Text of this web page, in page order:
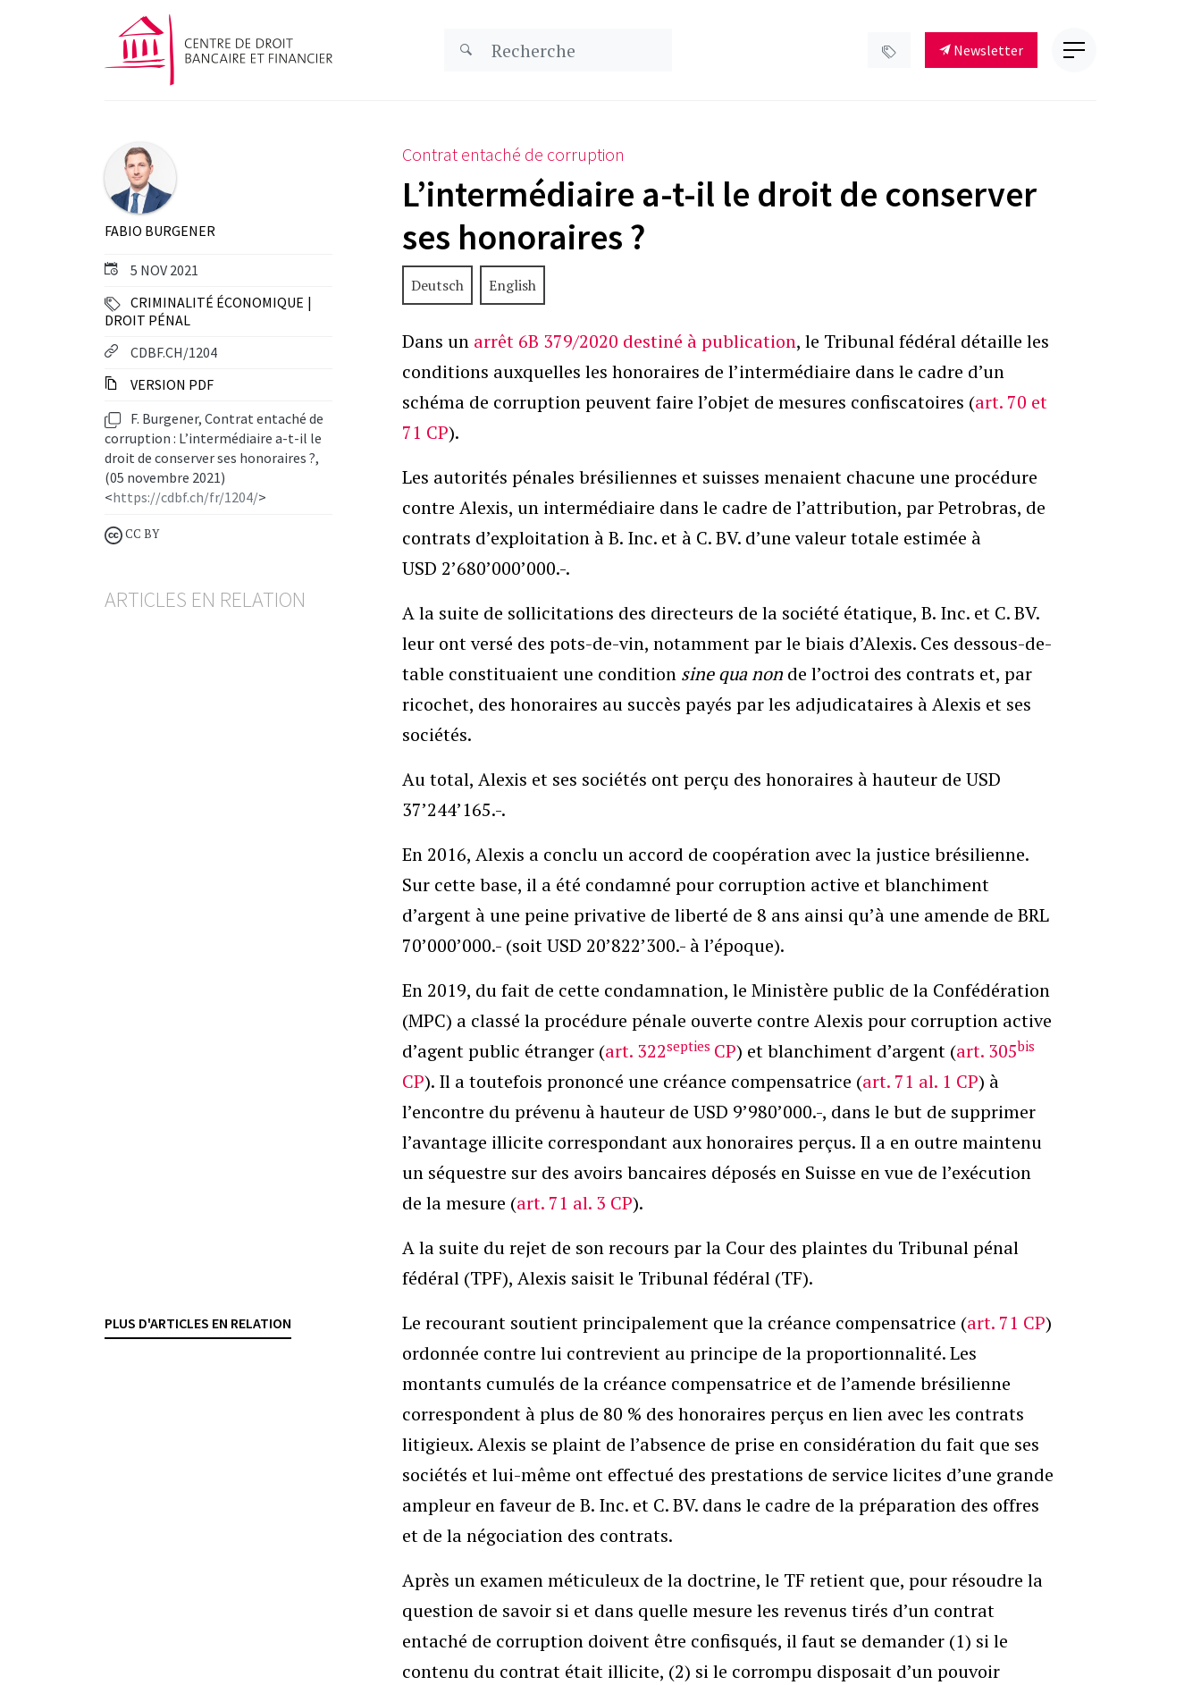
Newsletter
FABIO BURGENER
5 NOV 2021
CRIMINALITÉ ÉCONOMIQUE
DROIT PÉNAL
CDBF.CH/1204
VERSION PDF
F. Burgener, Contrat entaché de
corruption : L’intermédiaire a-t-il le
droit de conserver ses honoraires ?,
(05 novembre 2021)
<https://cdbf.ch/fr/1204/>
CC BY
ARTICLES EN RELATION
PLUS D'ARTICLES EN RELATION
Contrat entaché de corruption
L’intermédiaire a-t-il le droit de conserver
ses honoraires ?
Deutsch English
Dans un arrêt 6B 379/2020 destiné à publication, le Tribunal fédéral détaille les
conditions auxquelles les honoraires de l’intermédiaire dans le cadre d’un
schéma de corruption peuvent faire l’objet de mesures confiscatoires (art. 70 et
71 CP).
Les autorités pénales brésiliennes et suisses menaient chacune une procédure
contre Alexis, un intermédiaire dans le cadre de l’attribution, par Petrobras, de
contrats d’exploitation à B. Inc. et à C. BV. d’une valeur totale estimée à
USD 2’680’000’000.-.
A la suite de sollicitations des directeurs de la société étatique, B. Inc. et C. BV.
leur ont versé des pots-de-vin, notamment par le biais d’Alexis. Ces dessous-de-
table constituaient une condition sine qua non de l’octroi des contrats et, par
ricochet, des honoraires au succès payés par les adjudicataires à Alexis et ses
sociétés.
Au total, Alexis et ses sociétés ont perçu des honoraires à hauteur de USD
37’244’165.-.
En 2016, Alexis a conclu un accord de coopération avec la justice brésilienne.
Sur cette base, il a été condamné pour corruption active et blanchiment
d’argent à une peine privative de liberté de 8 ans ainsi qu’à une amende de BRL
70’000’000.- (soit USD 20’822’300.- à l’époque).
En 2019, du fait de cette condamnation, le Ministère public de la Confédération
(MPC) a classé la procédure pénale ouverte contre Alexis pour corruption active
d’agent public étranger (art. 322septies CP) et blanchiment d’argent (art. 305bis
CP). Il a toutefois prononcé une créance compensatrice (art. 71 al. 1 CP) à
l’encontre du prévenu à hauteur de USD 9’980’000.-, dans le but de supprimer
l’avantage illicite correspondant aux honoraires perçus. Il a en outre maintenu
un séquestre sur des avoirs bancaires déposés en Suisse en vue de l’exécution
de la mesure (art. 71 al. 3 CP).
A la suite du rejet de son recours par la Cour des plaintes du Tribunal pénal
fédéral (TPF), Alexis saisit le Tribunal fédéral (TF).
Le recourant soutient principalement que la créance compensatrice (art. 71 CP)
ordonnée contre lui contrevient au principe de la proportionnalité. Les
montants cumulés de la créance compensatrice et de l’amende brésilienne
correspondent à plus de 80 % des honoraires perçus en lien avec les contrats
litigieux. Alexis se plaint de l’absence de prise en considération du fait que ses
sociétés et lui-même ont effectué des prestations de service licites d’une grande
ampleur en faveur de B. Inc. et C. BV. dans le cadre de la préparation des offres
et de la négociation des contrats.
Après un examen méticuleux de la doctrine, le TF retient que, pour résoudre la
question de savoir si et dans quelle mesure les revenus tirés d’un contrat
entaché de corruption doivent être confisqués, il faut se demander (1) si le
contenu du contrat était illicite, (2) si le corrompu disposait d’un pouvoir